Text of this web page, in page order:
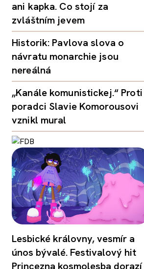
ani kapka. Co stojí za
zvláštním jevem
Historik: Pavlova slova o
návratu monarchie jsou
nereálná
„Kanále komunistickej.“ Proti
poradci Slavie Komorousovi
vznikl mural
Lesbické královny, vesmír a
únos bývalé. Festivalový hit
Princezna kosmolesba dorazí